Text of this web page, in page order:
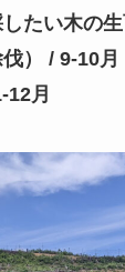
たい木の
） / 9-10月
12月